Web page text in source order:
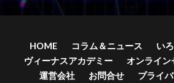
HOME コラム＆ニュース
い
ヴィーナスアカデミー
オンライン
運営会社
お問合せ プライ